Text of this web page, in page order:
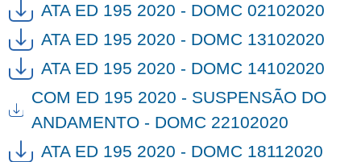
ATA ED 195 2020 - DOMC 02102020
ATA ED 195 2020 - DOMC 13102020
ATA ED 195 2020 - DOMC 14102020
COM ED 195 2020 - SUSPENSÃO DO
ANDAMENTO - DOMC 22102020
ATA ED 195 2020 - DOMC 18112020